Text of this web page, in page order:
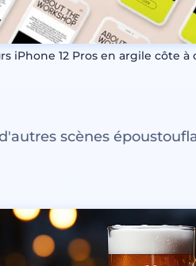
iPhone 12 Pros en argile côte à
scènes